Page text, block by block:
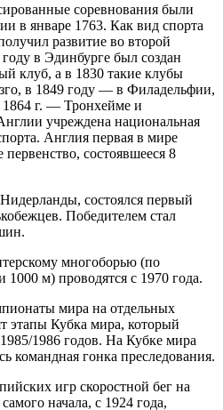
соревнования были
в январе 1763. Как вид спорта
развитие во второй
в Эдинбурге был создан
клуб, а в 1830 такие клубы
в 1849 году — в Филадельфии,
г. — Тронхейме и
учреждена национальная
Англия первая в мире
состоявшееся 8
состоялся первый
Победителем стал
многоборью (по
1000 м) проводятся с 1970 года.
мира на отдельных
этапы Кубка мира, который
1986 годов. На Кубке мира
командная гонка преследования.
игр скоростной бег на
начала, с 1924 года,